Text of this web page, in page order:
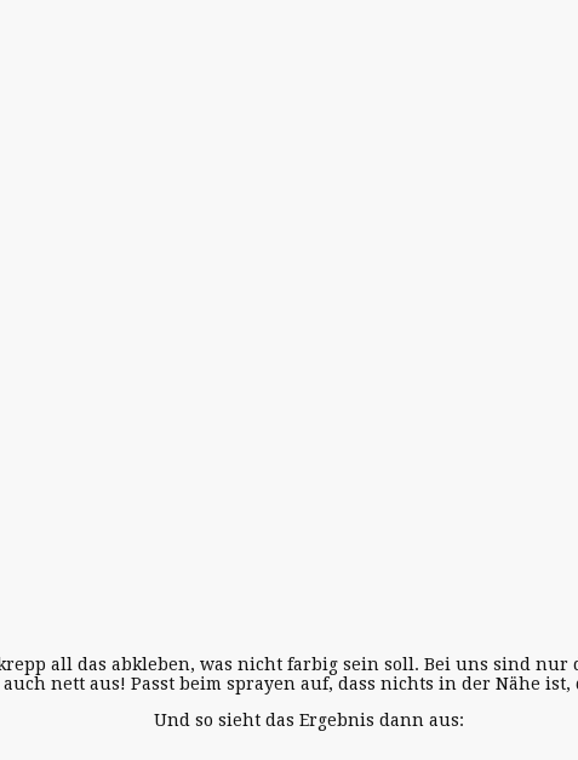
all das abkleben, was nicht farbig sein soll. Bei uns sind
nett aus! Passt beim sprayen auf, dass nichts in der Nähe
Und so sieht das Ergebnis dann aus: